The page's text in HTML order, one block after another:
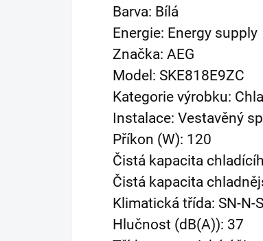
Barva: Bílá
Energie: Energy supply
Značka: AEG
Model: SKE818E9ZC
Kategorie výrobku:
Instalace: Vestavěný
Příkon (W): 120
Čistá kapacita
Čistá kapacita
Klimatická třída: SN-N-
Hlučnost (dB(A)): 37